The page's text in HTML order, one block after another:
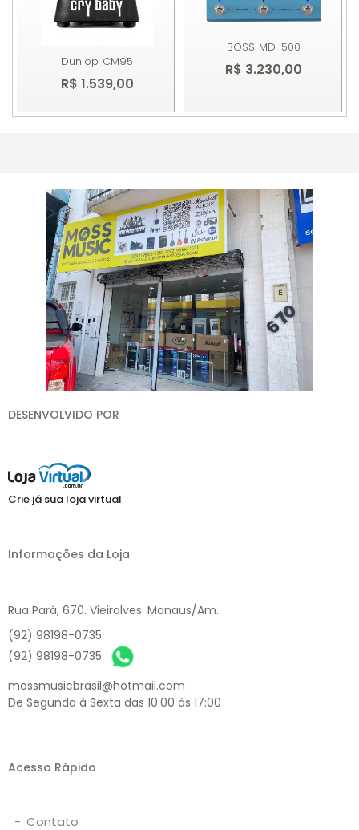
Dunlop CM95
R$ 1.539,00
BOSS MD-500
R$ 3.230,00
DESENVOLVIDO POR
Crie já sua loja virtual
Informações da Loja
Rua Pará, 670. Vieiralves. Manaus/Am.
(92) 98198-0735
(92) 98198-0735
mossmusicbrasil@hotmail.com
De Segunda à Sexta das 10:00 às 17:00
Acesso Rápido
- Contato